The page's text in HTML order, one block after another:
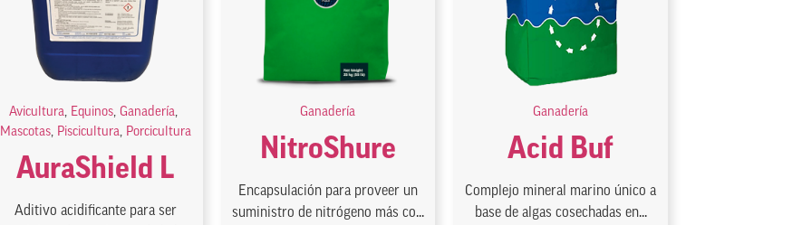
Avicultura, Equinos,Ganadería,
Mascotas, Piscicultura, Porcicultura
AuraShield L
Aditivo acidificante para ser
Ganadería
NitroShure
Encapsulación para proveer un
suministro de nitrógeno más co...
Ganadería
Acid Buf
Complejo mineral marino único a
base de algas cosechadas en...